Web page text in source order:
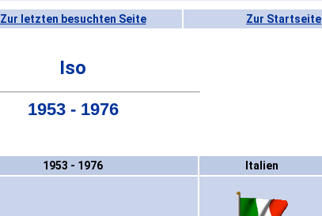
Zur letzten besuchten Seite Zur Startseite
Iso
1953 - 1976
1953 - 1976 Italien